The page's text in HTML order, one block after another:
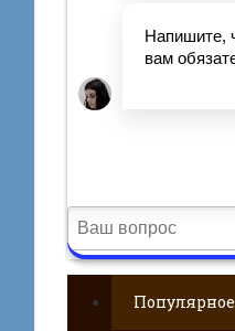
Популярное